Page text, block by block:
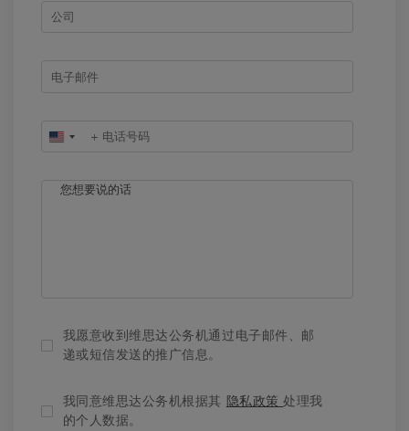
United
+1
我愿意收到维思达公务机通过电子邮件、邮
递或短信发送的推广信息。
我同意维思达公务机根据其 隐私政策处理我
的个人数据。